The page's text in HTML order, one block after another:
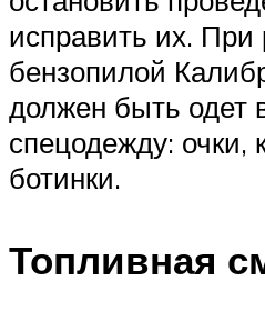
исправить их. При
бензопилой
должен быть одет
спецодежду: очки,
ботинки.
Топливная